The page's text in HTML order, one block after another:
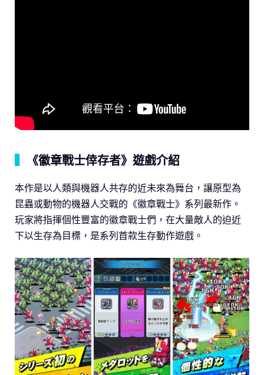
《徽章戰士倖存者》遊戲介紹
本作是以人類與機器人共存的近未來為舞台，讓原型為
昆蟲或動物的機器人交戰的《徽章戰士》系列最新作。
玩家將指揮個性豐富的徽章戰士們，在大量敵人的迫近
下以生存為目標，是系列首款生存動作遊戲。